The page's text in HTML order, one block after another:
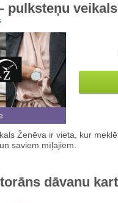
pulksteņu
Ženēva ir vieta, kur
saviem mīļajiem.
dāvanu